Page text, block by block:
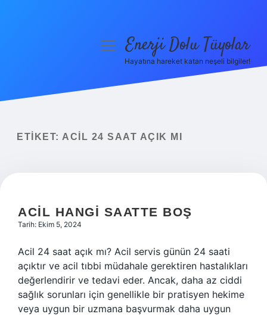
Yasal Uyarı
menüyüEnerji Dolu Tüyolar
Hayatına hareket katan neşeli bilgiler!
ETIKET: ACIL 24 SAAT AÇIK MI
ACIL HANGI SAATTE BOŞ
Tarih: Ekim 5, 2024
Acil 24 saat açık mı? Acil servis günün 24 saati
açıktır ve acil tıbbi müdahale gerektiren hastalıkları
değerlendirir ve tedavi eder. Ancak, daha az ciddi
sağlık sorunları için genellikle bir pratisyen hekime
veya uygun bir uzmana başvurmak daha uygun